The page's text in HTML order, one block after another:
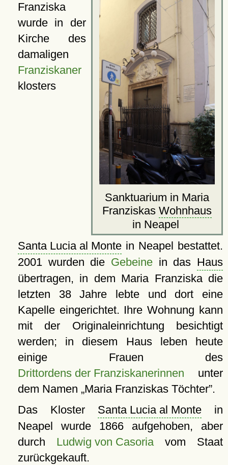
Sanktuarium in Maria
Franziskas Wohnhaus
in Neapel
Franziska
wurde in der
Kirche des
damaligen
Franziskaner
klosters
Santa Lucia al Montein Neapel bestattet.
2001 wurden die Gebeinein das Haus
übertragen, in dem Maria Franziska die
letzten 38 Jahre lebte und dort eine
Kapelle eingerichtet. Ihre Wohnung kann
mit der Originaleinrichtung besichtigt
werden; in diesem Haus leben heute
einige Frauen des
Drittordens der Franziskanerinnen unter
dem Namen Maria Franziskas Töchter .
Das Kloster Santa Lucia al Montein
Neapel wurde 1866 aufgehoben, aber
durch Ludwig von Casoriavom Staat
zurückgekauft.